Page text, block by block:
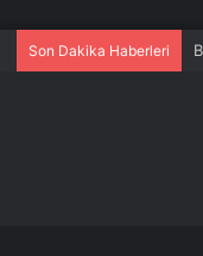
Son Dakika Haberleri